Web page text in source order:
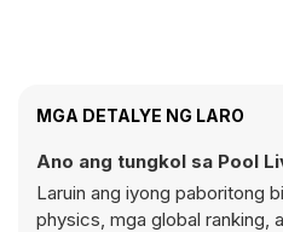
MGA DETALYE NG LARO
Ano ang tungkol sa Pool
Laruin ang iyong paboritong
physics, mga global ranking,